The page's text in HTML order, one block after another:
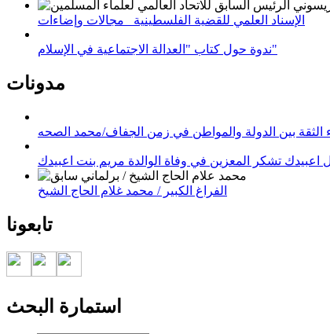
الإسناد العلمي للقضية الفلسطينية_ مجالات وإضاءات
ندوة حول كتاب "العدالة الاجتماعية في الإسلام"
مدونات
الثقة بين الدولة والمواطن في زمن الجفاف/محمد الصحه
اعبيدك تشكر المعزين في وفاة الوالدة مريم بنت اعبيدك
الفراغ الكبير / محمد غلام الحاج الشيخ
تابعونا
استمارة البحث